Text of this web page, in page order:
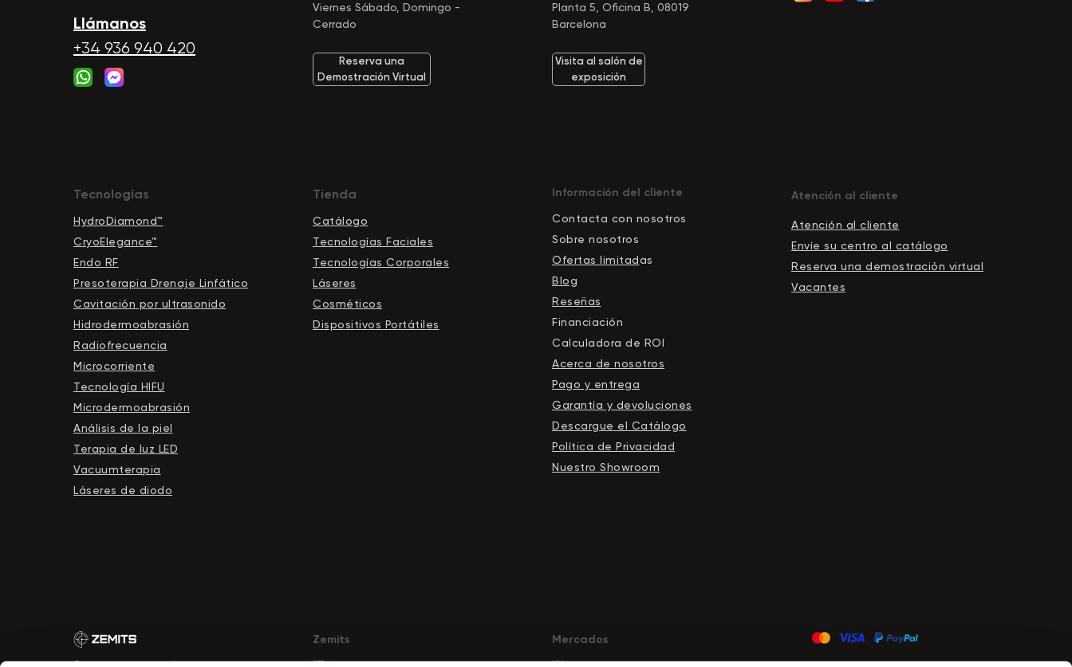
Llámanos
+34 936 940 420
Viernes Sábado, Domingo -
Cerrado
Planta 5, Oficina B, 08019
Barcelona
Reserva una
Demostración Virtual
Visita al salón de
exposición
Tecnologías
HydroDiamond™
CryoElegance™
Endo RF
Presoterapia Drenaje Linfático
Cavitación por ultrasonido
Hidrodermoabrasión
Radiofrecuencia
Microcorriente
Tecnología HIFU
Microdermoabrasión
Análisis de la piel
Terapia de luz LED
Vacuumterapia
Láseres de diodo
Tienda
Catálogo
Tecnologías Faciales
Tecnologías Corporales
Láseres
Cosméticos
Dispositivos Portátiles
Información del cliente
Contacta con nosotros
Sobre nosotros
Ofertas limitadas
Blog
Reseñas
Financiación
Calculadora de ROI
Acerca de nosotros
Pago y entrega
Garantía y devoluciones
Descargue el Сatálogo
Política de Privacidad
Nuestro Showroom
Atención al cliente
Atención al cliente
Envíe su centro al catálogo
Reserva una demostración virtual
Vacantes
zemits.com
Zemits
a-esthetic.co.uk
Mercados
© 2025 Zemits. Todos los derechos reservados.